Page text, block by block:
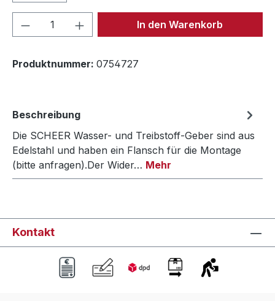
Produkt Anzahl: Gib denIn den Warenkorb
Produktnummer: 0754727
Beschreibung
Die SCHEER Wasser- und Treibstoff-Geber sind aus
Edelstahl und haben ein Flansch für die Montage
(bitte anfragen).Der Wider… Mehr
Kontakt